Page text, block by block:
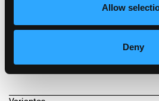
Allow
Deny
Assise en contreplaqué
pieds arrière en bois
L45, P42, H104, HAss80